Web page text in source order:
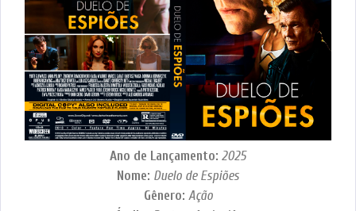
Ano de Lançamento: 2025
Nome: Duelo de Espiões
Gênero: Ação